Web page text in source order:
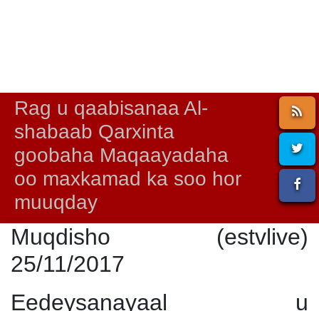
Rag u qaabisanaa Al-
shabaab Qarxinta
goobaha Maqaayadaha
oo maxkamad ka soo hor
muuqday
Muqdisho (estvlive)
25/11/2017
Eedeysanayaal u